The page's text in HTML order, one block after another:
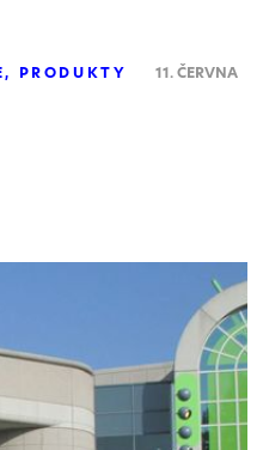
PRODUKTY
11. ČERVNA